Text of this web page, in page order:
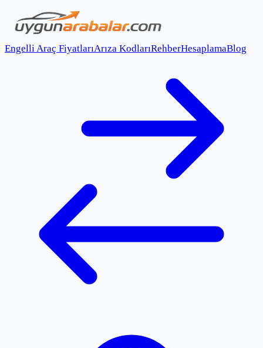
Engelli Araç FiyatlarıArıza KodlarıRehberHesaplamaBlog